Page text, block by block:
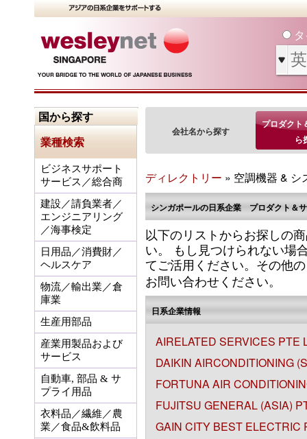
国から探す
業種検索
ビジネスサポート
サービス／総合商
建設／請負業者／
エンジニアリング
／海事検定
日用品／消費財／
ヘルスケア
物流／輸出業／倉
庫業
生産用部品
産業用製品および
サービス
自動車, 部品 & サ
プライ用品
衣料品／繊維／農
業／食品&飲料品
会社名から探す
プロダクト
ら
ディレクトリー » 空調機器 & シ
シンガポールの日系企業 プロダクト＆
以下のリストからお探しの
い。 もし見つけられない場
てご活用ください。その他
お問い合わせください。
日系企業情報
AIRELATED SERVICES PTE
DAIKIN AIRCONDITIONING
FORTUNA AIR
FUJITSU GENERAL (ASIA)
GAIN CITY BEST ELECTRIC